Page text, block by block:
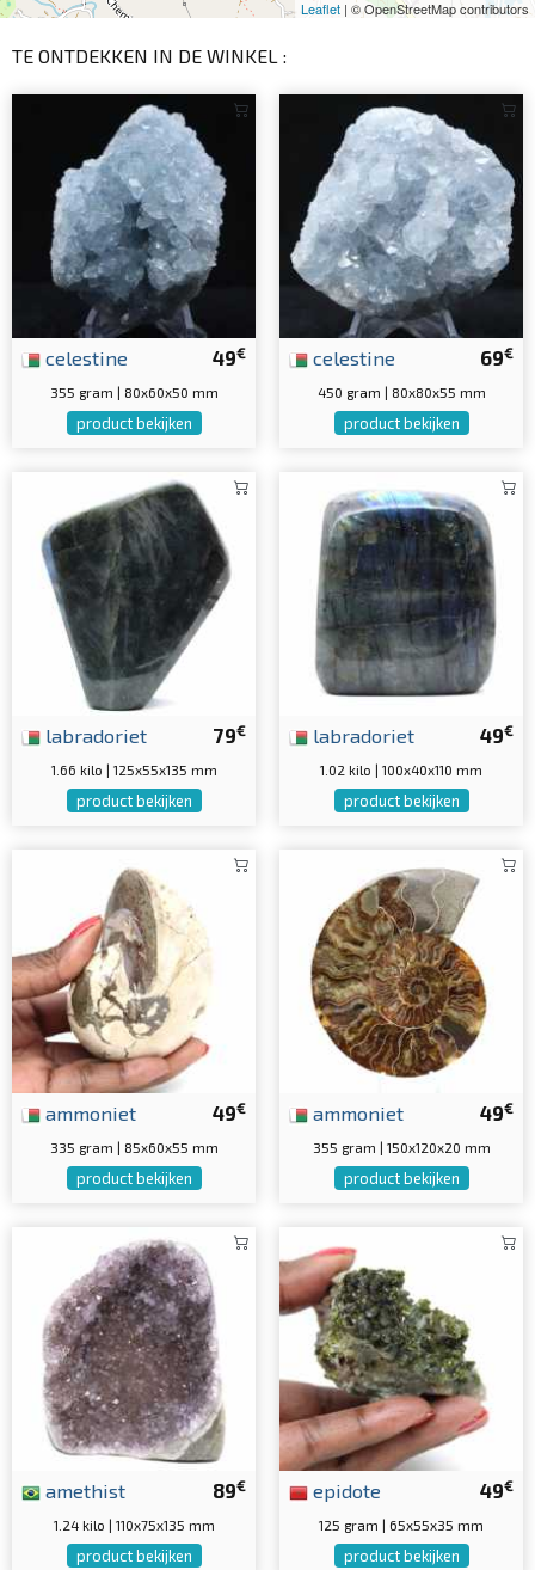
Leaflet | © OpenStreetMap contributors
TE ONTDEKKEN IN DE WINKEL :
49€
celestine
355 gram | 80x60x50 mm
product bekijken
69€
celestine
450 gram | 80x80x55 mm
product bekijken
79€
labradoriet
1.66 kilo | 125x55x135 mm
product bekijken
49€
labradoriet
1.02 kilo | 100x40x110 mm
product bekijken
49€
ammoniet
335 gram | 85x60x55 mm
product bekijken
49€
ammoniet
355 gram | 150x120x20 mm
product bekijken
89€
amethist
1.24 kilo | 110x75x135 mm
product bekijken
49€
epidote
125 gram | 65x55x35 mm
product bekijken